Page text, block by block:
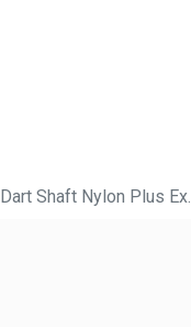
Dart Shaft Nylon Plus Ex.